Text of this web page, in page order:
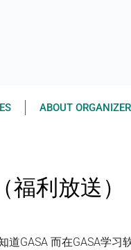
ABOUT
利放送）
道GASA 而在GASA学习